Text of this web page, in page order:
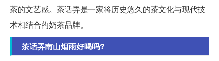
茶的文艺感。茶话弄是一家将历史悠久的茶文化与现代技
术相结合的奶茶品牌。
茶话弄南山烟雨好喝吗?